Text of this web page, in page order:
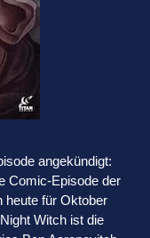
angekündigt:
Comic-Episode der
heute für Oktober
Witch ist die